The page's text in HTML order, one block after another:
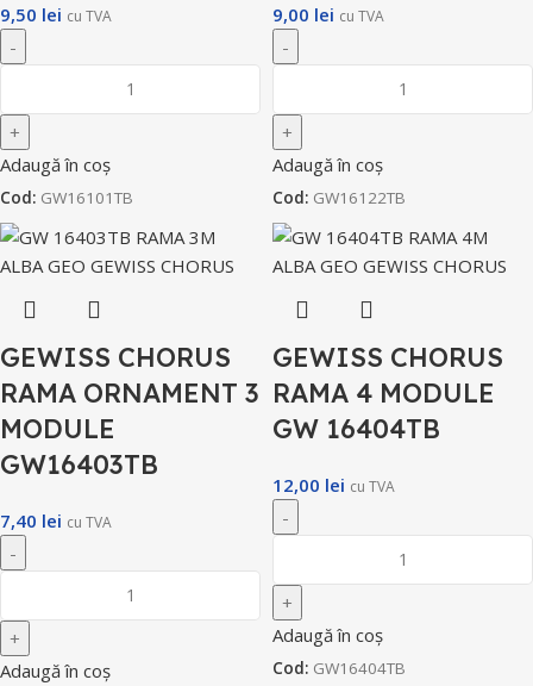
9,50 lei cu TVA
Adaugă în coș
Cod: GW16101TB
9,00 lei cu TVA
Adaugă în coș
Cod: GW16122TB
GEWISS CHORUS
RAMA ORNAMENT 3
MODULE
GW16403TB
7,40 lei cu TVA
Adaugă în coș
GEWISS CHORUS
RAMA 4 MODULE
GW 16404TB
12,00 lei cu TVA
Adaugă în coș
Cod: GW16404TB